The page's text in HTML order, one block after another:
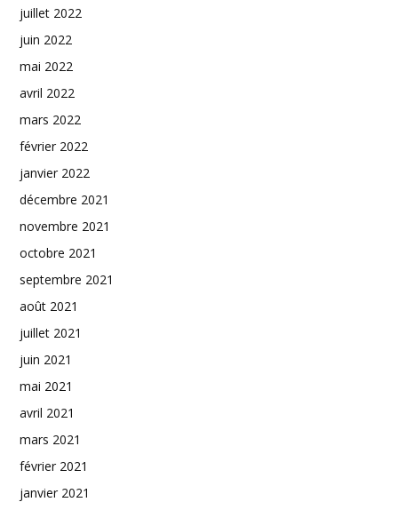
juillet 2022
juin 2022
mai 2022
avril 2022
mars 2022
février 2022
janvier 2022
décembre 2021
novembre 2021
octobre 2021
septembre 2021
août 2021
juillet 2021
juin 2021
mai 2021
avril 2021
mars 2021
février 2021
janvier 2021